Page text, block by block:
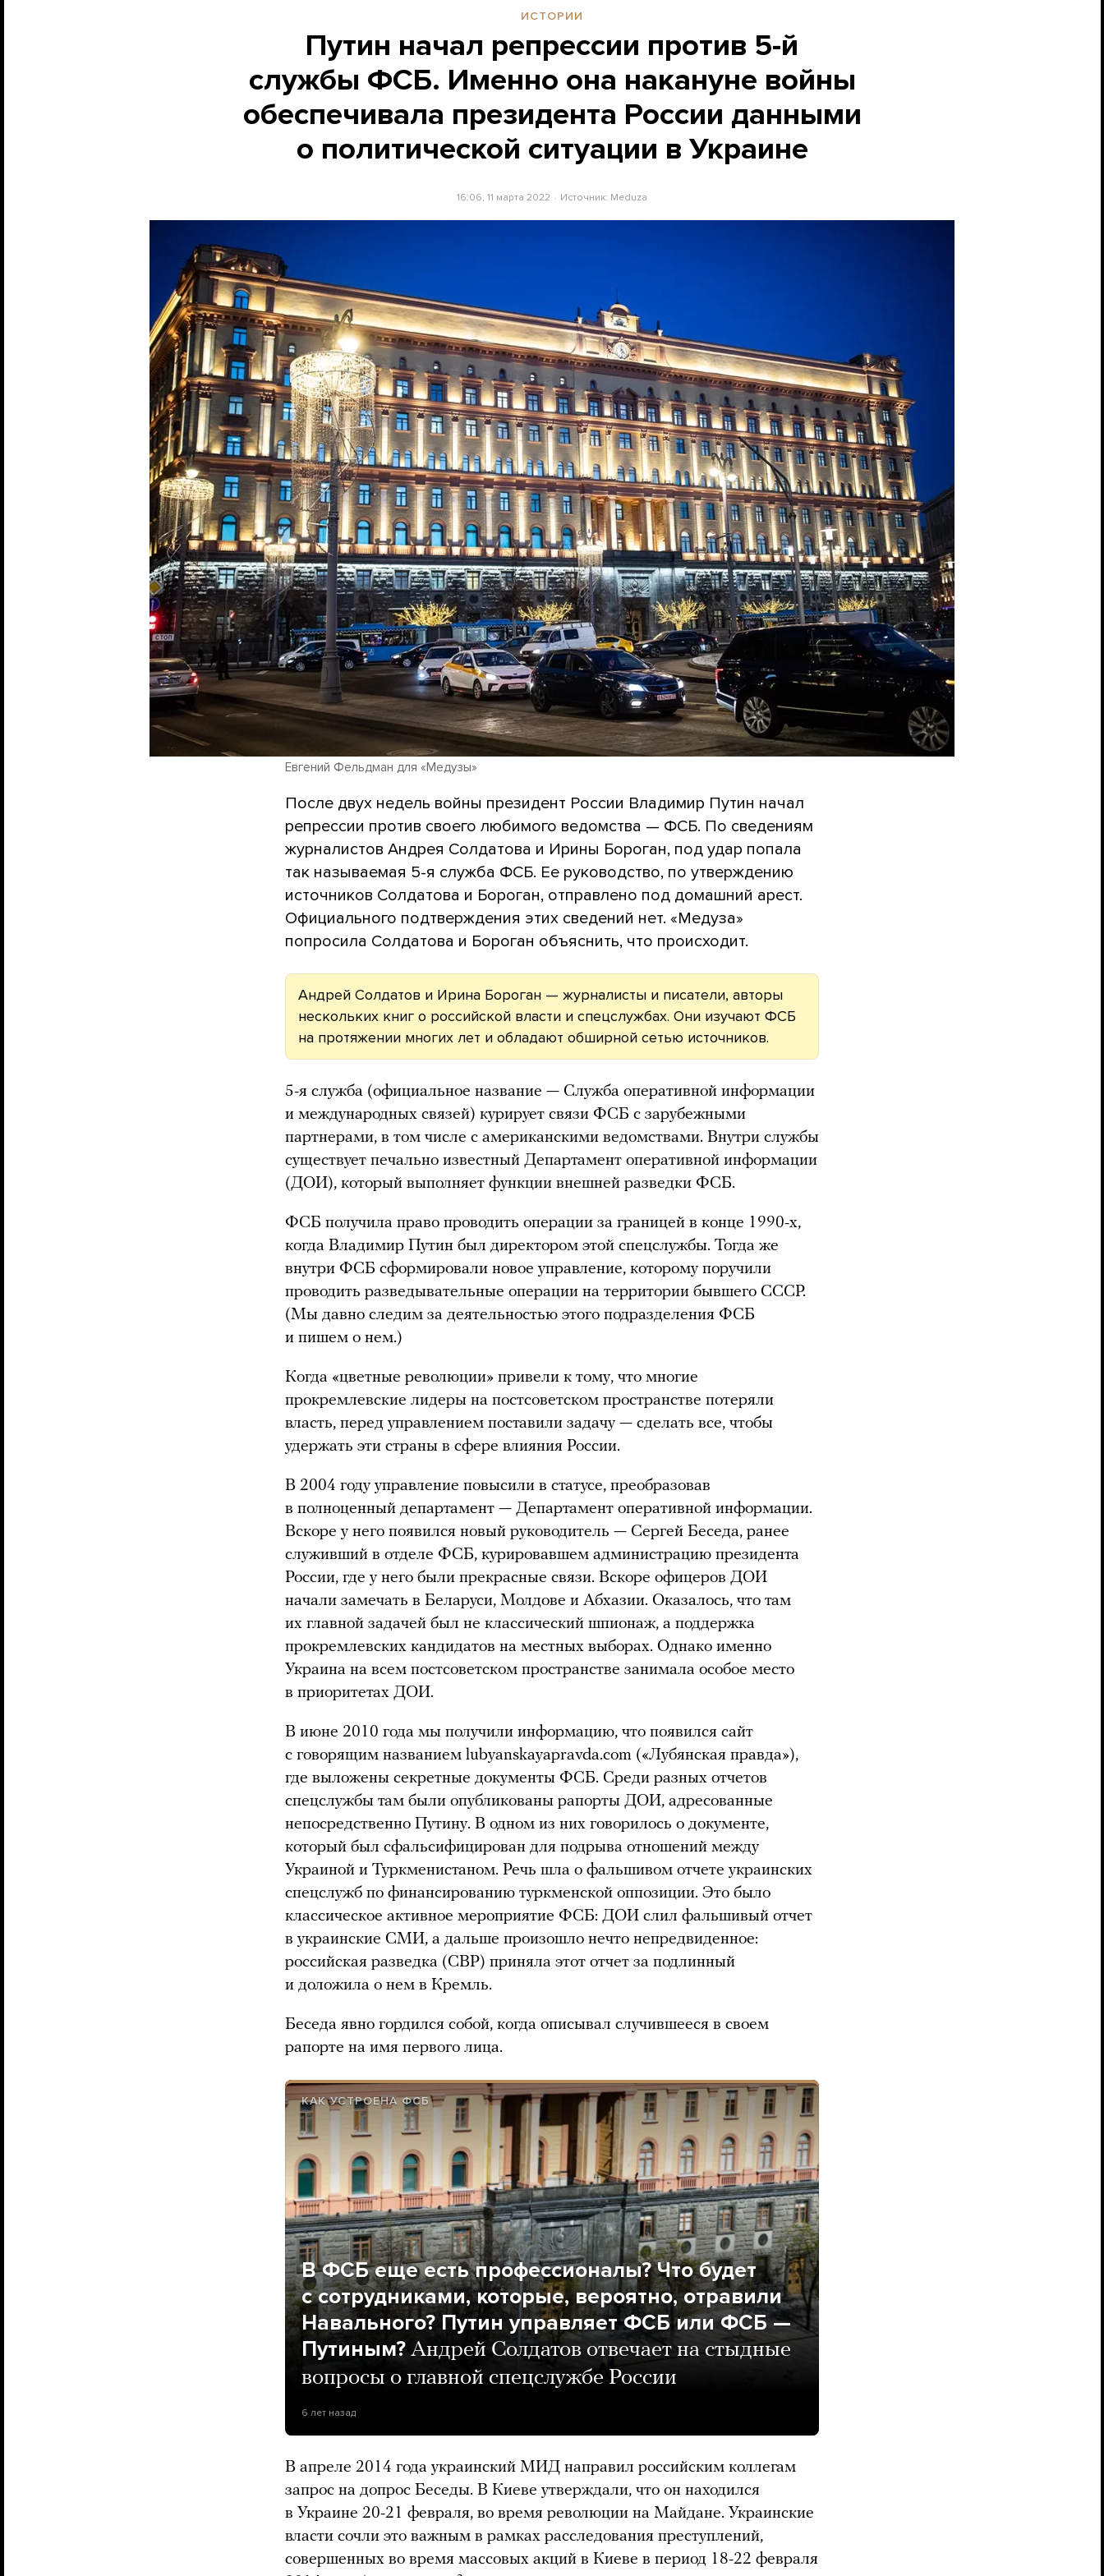
ИСТОРИИ
Путин начал репрессии против 5-й
службы ФСБ. Именно она накануне войны
обеспечивала президента России данными
о политической ситуации в Украине
16:06, 11 марта 2022 Источник: Meduza
Евгений Фельдман для «Медузы»
После двух недель войны президент России Владимир Путин начал
репрессии против своего любимого ведомства — ФСБ. По сведениям
журналистов Андрея Солдатова и Ирины Бороган, под удар попала
так называемая 5-я служба ФСБ. Ее руководство, по утверждению
источников Солдатова и Бороган, отправлено под домашний арест.
Официального подтверждения этих сведений нет. «Медуза»
попросила Солдатова и Бороган объяснить, что происходит.
Андрей Солдатов и Ирина Бороган — журналисты и писатели, авторы
нескольких книг о российской власти и спецслужбах. Они изучают ФСБ
на протяжении многих лет и обладают обширной сетью источников.
5-я служба (официальное название — Служба оперативной информации
и международных связей) курирует связи ФСБ с зарубежными
партнерами, в том числе с американскими ведомствами. Внутри службы
существует печально известный Департамент оперативной информации
(ДОИ), который выполняет функции внешней разведки ФСБ.
ФСБ получила право проводить операции за границей в конце 1990-х,
когда Владимир Путин был директором этой спецслужбы. Тогда же
внутри ФСБ сформировали новое управление, которому поручили
проводить разведывательные операции на территории бывшего СССР.
(Мы давно следим за деятельностью этого подразделения ФСБ
и пишем о нем.)
Когда «цветные революции» привели к тому, что многие
прокремлевские лидеры на постсоветском пространстве потеряли
власть, перед управлением поставили задачу — сделать все, чтобы
удержать эти страны в сфере влияния России.
В 2004 году управление повысили в статусе, преобразовав
в полноценный департамент — Департамент оперативной информации.
Вскоре у него появился новый руководитель — Сергей Беседа, ранее
служивший в отделе ФСБ, курировавшем администрацию президента
России, где у него были прекрасные связи. Вскоре офицеров ДОИ
начали замечать в Беларуси, Молдове и Абхазии. Оказалось, что там
их главной задачей был не классический шпионаж, а поддержка
прокремлевских кандидатов на местных выборах. Однако именно
Украина на всем постсоветском пространстве занимала особое место
в приоритетах ДОИ.
В июне 2010 года мы получили информацию, что появился сайт
с говорящим названием lubyanskayapravda.com («Лубянская правда»),
где выложены секретные документы ФСБ. Среди разных отчетов
спецслужбы там были опубликованы рапорты ДОИ, адресованные
непосредственно Путину. В одном из них говорилось о документе,
который был сфальсифицирован для подрыва отношений между
Украиной и Туркменистаном. Речь шла о фальшивом отчете украинских
спецслужб по финансированию туркменской оппозиции. Это было
классическое активное мероприятие ФСБ: ДОИ слил фальшивый отчет
в украинские СМИ, а дальше произошло нечто непредвиденное:
российская разведка (СВР) приняла этот отчет за подлинный
и доложила о нем в Кремль.
Беседа явно гордился собой, когда описывал случившееся в своем
рапорте на имя первого лица.
КАК УСТРОЕНА ФСБ
В ФСБ еще есть профессионалы? Что будет
с сотрудниками, которые, вероятно, отравили
Навального? Путин управляет ФСБ или ФСБ —
Путиным? Андрей Солдатов отвечает на стыдные
вопросы о главной спецслужбе России
6 лет назад
В апреле 2014 года украинский МИД направил российским коллегам
запрос на допрос Беседы. В Киеве утверждали, что он находился
в Украине 20-21 февраля, во время революции на Майдане. Украинские
власти сочли это важным в рамках расследования преступлений,
совершенных во время массовых акций в Киеве в период 18-22 февраля